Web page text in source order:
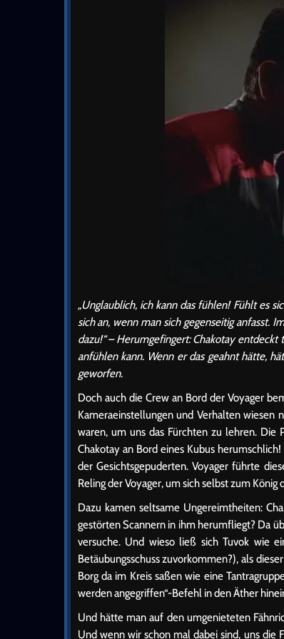
„Unglaublich, ich kann das fühlen! Fühlt es
sich an, wenn man sich gegenseitig anfasst.
dazu!“ – Herumgefingert: Chakotay
anfühlen kann. Wenn er das geahnt hätte,
geworfen.
Doch auch die Crew an Bord der Voyager
Kameraeinstellungen und Verhalten wiesen
waren, um uns das Fürchten zu lehren. Die
Chakotay an Bord eines Kubus
der Gesichtsgepuderten. Voyager führte
Reling der Voyager, um sich selbst zum
Dazu kamen seltsame Ungereimtheiten:
gestörten Scannern in ihm herumfliegt? Da
versuche. Und wieso ließ sich Tuvok wie
Betäubungsschuss zuvorkommen?), als
Borg da im Kreis saßen wie eine
werden angegriffen“-Befehl in den Äther
Und hätte man auf den umgenieteten
Und wenn wir schon mal dabei sind, uns die